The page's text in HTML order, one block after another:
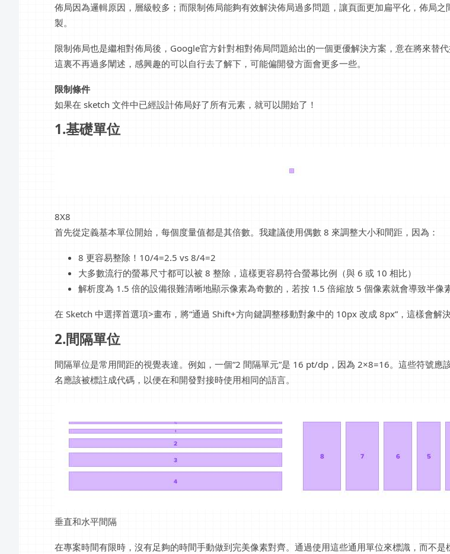
佈局因為邏輯原因，層級較多；而限制佈局能夠有效解決佈局過多問題，讓頁面更加扁平化，佈局之
製。
限制佈局也是繼相對佈局後，Google官方針對相對佈局問題給出的一個更優解決方案，意在將來替代
這裏不再過多闡述，感興趣的可以自行去了解下，可能偏開發方面會更多一些。
限制條件
如果在 sketch 文件中已經設計佈局好了所有元素，就可以開始了！
1.基礎單位
8X8
首先從定義基本單位開始，每個度量值都是其倍數。我建議使用偶數 8 來調整大小和間距，因為：
8 更容易整除！10/4=2.5 vs 8/4=2
大多數流行的螢幕尺寸都可以被 8 整除，這樣更容易符合螢幕比例（與 6 或 10 相比）
解析度為 1.5 倍的設備很難清晰地顯示像素為奇數的，若按 1.5 倍縮放 5 個像素就會導致半像素
在 Sketch 中選擇首選項>畫布，將“通過 Shift+方向鍵調整移動對象中的 10px 改成 8px”，這樣會解
2.間隔單位
間隔單位是常用間距的視覺表達。例如，一個“2 間隔單元”是 16 pt/dp，因為 2×8=16。這些符號應
名應該被標註成代碼，以便在和開發對接時使用相同的語言。
垂直和水平間隔
在專案時間有限時，沒有足夠的時間手動做到完美像素對齊。通過使用這些通用單位來標識，而不是